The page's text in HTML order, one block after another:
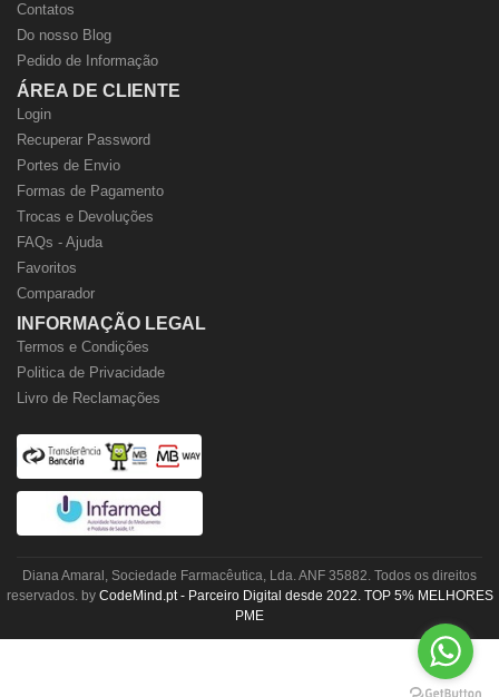
Contatos
Do nosso Blog
Pedido de Informação
ÁREA DE CLIENTE
Login
Recuperar Password
Portes de Envio
Formas de Pagamento
Trocas e Devoluções
FAQs - Ajuda
Favoritos
Comparador
INFORMAÇÃO LEGAL
Termos e Condições
Politica de Privacidade
Livro de Reclamações
Diana Amaral, Sociedade Farmacêutica, Lda. ANF 35882. Todos os direitos
reservados. by CodeMind.pt - Parceiro Digital desde 2022. TOP 5% MELHORES
PME